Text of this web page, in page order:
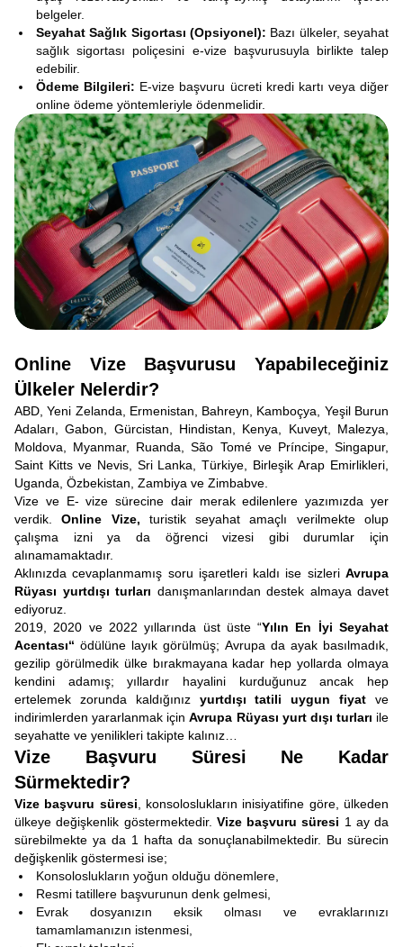
belgeler.
Seyahat Sağlık Sigortası (Opsiyonel): Bazı ülkeler, seyahat
sağlık sigortası poliçesini e-vize başvurusuyla birlikte talep
edebilir.
Ödeme Bilgileri: E-vize başvuru ücreti kredi kartı veya diğer
online ödeme yöntemleriyle ödenmelidir.
Online Vize Başvurusu Yapabileceğiniz
Ülkeler Nelerdir?
ABD, Yeni Zelanda, Ermenistan, Bahreyn, Kamboçya, Yeşil Burun
Adaları, Gabon, Gürcistan, Hindistan, Kenya, Kuveyt, Malezya,
Moldova, Myanmar, Ruanda, São Tomé ve Príncipe, Singapur,
Saint Kitts ve Nevis, Sri Lanka, Türkiye, Birleşik Arap Emirlikleri,
Uganda, Özbekistan, Zambiya ve Zimbabve.
Vize ve E- vize sürecine dair merak edilenlere yazımızda yer
verdik.
Online Vize, turistik seyahat amaçlı verilmekte olup
çalışma izni ya da öğrenci vizesi gibi durumlar için
alınamamaktadır.
Aklınızda cevaplanmamış soru işaretleri kaldı ise sizleri Avrupa
Rüyası yurtdışı turları danışmanlarından destek almaya davet
ediyoruz.
2019, 2020 ve 2022 yıllarında üst üste “Yılın En İyi Seyahat
Acentası“ ödülüne layık görülmüş; Avrupa da ayak basılmadık,
gezilip görülmedik ülke bırakmayana kadar hep yollarda olmaya
kendini adamış; yıllardır hayalini kurduğunuz ancak hep
ertelemek zorunda kaldığınız yurtdışı tatili uygun fiyat ve
indirimlerden yararlanmak içinAvrupa Rüyası yurt dışı turları ile
seyahatte ve yenilikleri takipte kalınız…
Vize Başvuru Süresi Ne Kadar
Sürmektedir?
Vize başvuru süresi , konsoloslukların inisiyatifine göre, ülkeden
ülkeye değişkenlik göstermektedir. Vize başvuru süresi 1 ay da
sürebilmekte ya da 1 hafta da sonuçlanabilmektedir. Bu sürecin
değişkenlik göstermesi ise;
Konsoloslukların yoğun olduğu dönemlere,
Resmi tatillere başvurunun denk gelmesi,
Evrak dosyanızın eksik olması ve evraklarınızı
tamamlamanızın istenmesi,